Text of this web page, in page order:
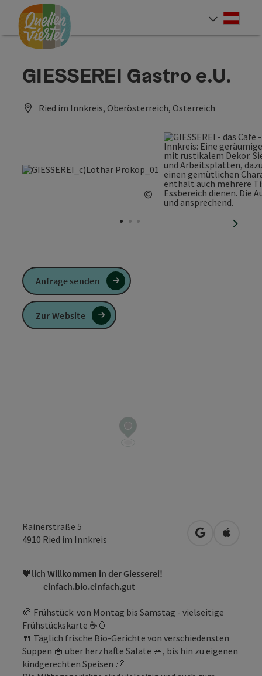
Zum Inhalt
Zur Navigation
Zum Seitenanfang
GIESSEREI Gastro e.U.
Ried im Innkreis, Oberösterreich, Österreich
©
Copyright öffnen
Rainerstraße 5
4910 Ried im Innkreis in Google
in
🧡lich Willkommen in der Giesserei!
einfach.bio.einfach.gut
🥐 Frühstück: von Montag bis Samstag - vielseitige
Frühstückskarte ☕🥚
🍴 Täglich frische Bio-Gerichte von verschiedensten
Suppen 🥣 über herzhafte Salate 🥗, bis hin zu eigenen
kindgerechten Speisen 🍗
Anfrage senden
Zur Website